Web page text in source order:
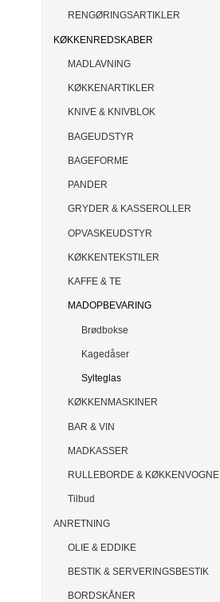
RENGØRINGSARTIKLER
KØKKENREDSKABER
MADLAVNING
KØKKENARTIKLER
KNIVE & KNIVBLOK
BAGEUDSTYR
BAGEFORME
PANDER
GRYDER & KASSEROLLER
OPVASKEUDSTYR
KØKKENTEKSTILER
KAFFE & TE
MADOPBEVARING
Brødbokse
Kagedåser
Sylteglas
KØKKENMASKINER
BAR & VIN
MADKASSER
RULLEBORDE & KØKKENVOGNE
Tilbud
ANRETNING
OLIE & EDDIKE
BESTIK & SERVERINGSBESTIK
BORDSKÅNER